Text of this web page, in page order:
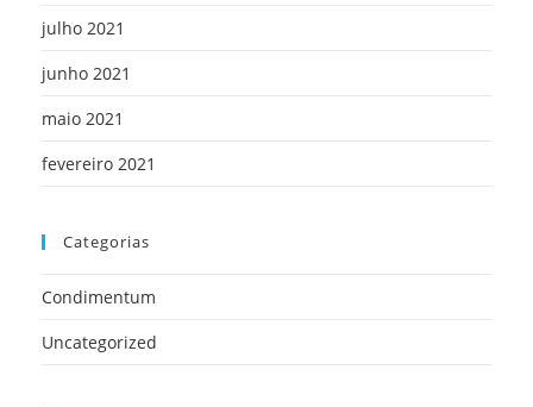
julho 2021
junho 2021
maio 2021
fevereiro 2021
Categorias
Condimentum
Uncategorized